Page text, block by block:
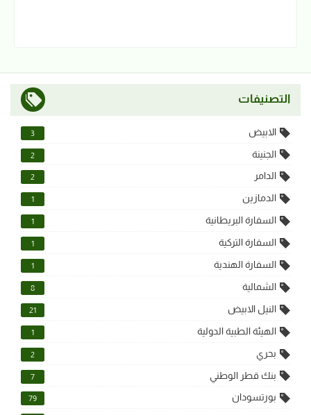
التصنيفات
الابيض 3
الجنينة 2
الدامر 2
الدمازين 1
السفارة البريطانية 1
السفارة التركية 1
السفارة الهندية 1
الشمالية 8
النيل الابيض 21
الهيئة الطبية الدولية 1
بحري 2
بنك قطر الوطني 7
بورتسودان 79